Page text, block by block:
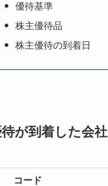
優待基準
株主優待品
株主優待の到着日
が到着した会社
コード